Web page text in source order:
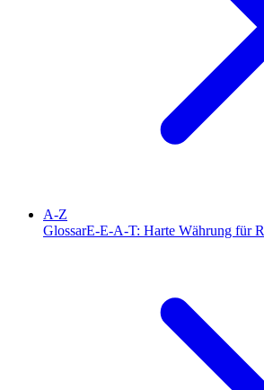
A-Z
GlossarE-E-A-T: Harte Währung für